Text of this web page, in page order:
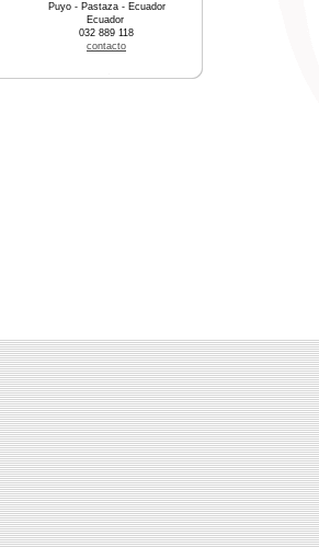
Puyo - Pastaza - Ecuador
Ecuador
032 889 118
contacto